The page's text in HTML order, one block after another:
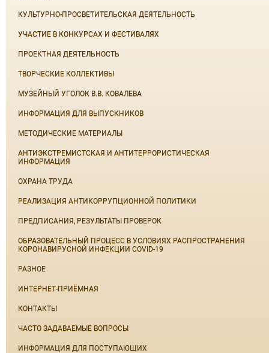
КУЛЬТУРНО-ПРОСВЕТИТЕЛЬСКАЯ ДЕЯТЕЛЬНОСТЬ
УЧАСТИЕ В КОНКУРСАХ И ФЕСТИВАЛЯХ
ПРОЕКТНАЯ ДЕЯТЕЛЬНОСТЬ
ТВОРЧЕСКИЕ КОЛЛЕКТИВЫ
МУЗЕЙНЫЙ УГОЛОК В.В. КОВАЛЕВА
ИНФОРМАЦИЯ ДЛЯ ВЫПУСКНИКОВ
МЕТОДИЧЕСКИЕ МАТЕРИАЛЫ
АНТИЭКСТРЕМИСТСКАЯ И АНТИТЕРРОРИСТИЧЕСКАЯ
ИНФОРМАЦИЯ
ОХРАНА ТРУДА
РЕАЛИЗАЦИЯ АНТИКОРРУПЦИОННОЙ ПОЛИТИКИ
ПРЕДПИСАНИЯ, РЕЗУЛЬТАТЫ ПРОВЕРОК
ОБРАЗОВАТЕЛЬНЫЙ ПРОЦЕСС В УСЛОВИЯХ РАСПРОСТРАНЕНИЯ
КОРОНАВИРУСНОЙ ИНФЕКЦИИ COVID-19
РАЗНОЕ
ИНТЕРНЕТ-ПРИЁМНАЯ
КОНТАКТЫ
ЧАСТО ЗАДАВАЕМЫЕ ВОПРОСЫ
ИНФОРМАЦИЯ ДЛЯ ПОСТУПАЮЩИХ